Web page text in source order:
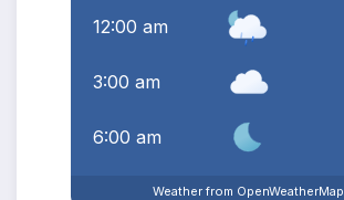
12:00 am
3:00 am
6:00 am
Weather from OpenWeatherMap